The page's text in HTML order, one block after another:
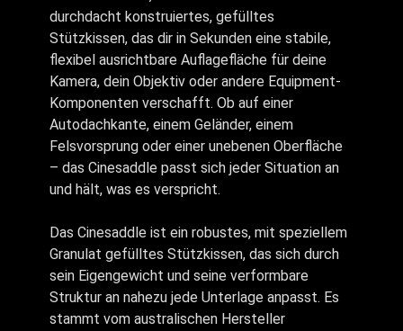
durchdacht konstruiertes, gefülltes
Stützkissen, das dir in Sekunden eine stabile,
flexibel ausrichtbare Auflagefläche für deine
Kamera, dein Objektiv oder andere Equipment-
Komponenten verschafft. Ob auf einer
Autodachkante, einem Geländer, einem
Felsvorsprung oder einer unebenen Oberfläche
– das Cinesaddle passt sich jeder Situation an
und hält, was es verspricht.
Das Cinesaddle ist ein robustes, mit speziellem
Granulat gefülltes Stützkissen, das sich durch
sein Eigengewicht und seine verformbare
Struktur an nahezu jede Unterlage anpasst. Es
stammt vom australischen Hersteller